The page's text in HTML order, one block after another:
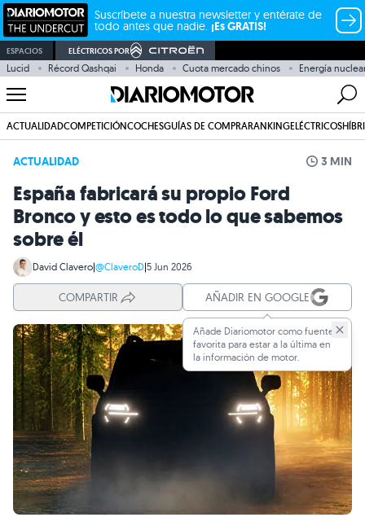
Suscríbete a nuestra newsletter y entérate de
todo antes que nadie. ¡Es GRATIS!
ESPACIOS ELÉCTRICOS POR
Lucid Récord Qashqai Honda Cuota mercado chinos Energía
ACTUALIDADCOMPETICIÓNCOCHESGUÍAS DE COMPRARANKINGELÉCTRICOS
ACTUALIDAD 3 MIN
España fabricará su propio Ford
Bronco y esto es todo lo que sabemos
sobre él
David Clavero|@ClaveroD|5 Jun 2026
COMPARTIR AÑADIR EN GOOGLE
Añade Diariomotor como fuente
favorita para estar a la última en
la información de motor.